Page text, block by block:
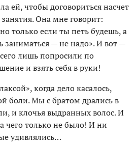
ей, чтобы договориться насчет
Она мне говорит:
только если ты петь будешь, а
заниматься — не надо». И вот —
лишь попросили по
и взять себя в руки!
когда дело касалось,
боли. Мы с братом дрались в
и клочья выдранных волос. И
чего только не было! И ни
удивлялись…